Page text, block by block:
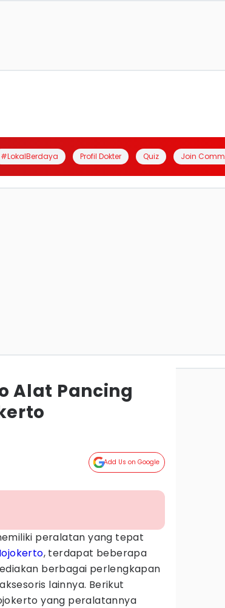
#LokalBerdaya Profil Dokter Quiz Join
Alat Pancing
Add Us on Google
peralatan yang tepat
, terdapat beberapa
berbagai perlengkapan
lainnya. Berikut
yang peralatannya